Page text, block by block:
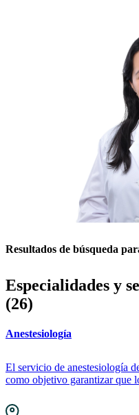
Resultados de búsqueda
Especialidades y
(26)
Anestesiología
El servicio de anestesiología
como objetivo garantizar que